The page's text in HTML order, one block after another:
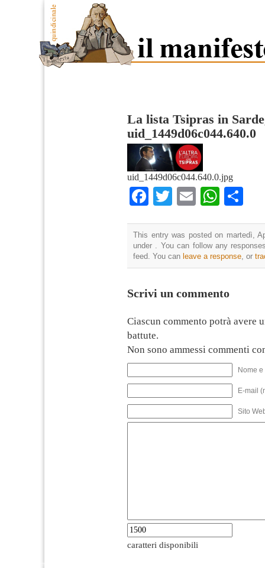
La lista Tsipras in
uid_1449d06c044.640.0
uid_1449d06c044.640.0.jpg
Facebook
TwitterEmail
This entry was posted on martedì,
under . You can follow any
feed. You can leave a response, or
Scrivi un commento
Ciascun commento potrà avere
battute.
Non sono ammessi commenti
Nome
E-mail
Sito
caratteri disponibili